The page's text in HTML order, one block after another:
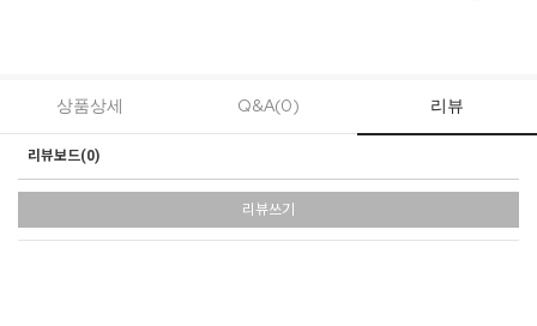
상품상세 Q&A(0) 리뷰
리뷰보드(0)
리뷰쓰기